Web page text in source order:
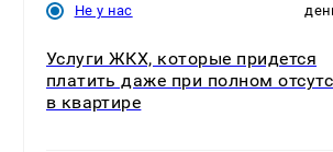
Не у нас
Услуги ЖКХ, которые придется
платить даже при полном
в квартире